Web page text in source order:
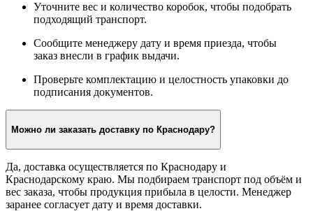
Уточните вес и количество коробок, чтобы подобрать
подходящий транспорт.
Сообщите менеджеру дату и время приезда, чтобы
заказ внесли в график выдачи.
Проверьте комплектацию и целостность упаковки до
подписания документов.
Можно ли заказать доставку по Краснодару?
Да, доставка осуществляется по Краснодару и
Краснодарскому краю. Мы подбираем транспорт под объём и
вес заказа, чтобы продукция прибыла в целости. Менеджер
заранее согласует дату и время доставки.